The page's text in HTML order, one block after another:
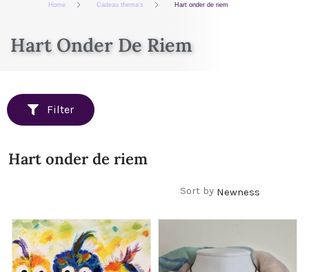
Home Cadeau thema's Hart onder de riem
Hart Onder De Riem
Filter
Hart onder de riem
Sort by